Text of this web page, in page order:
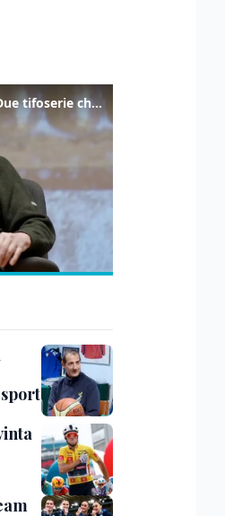
Medio Oriente, Guccini: "Guerra? Due tifoserie che si urlano contro e dimenticano vittime"